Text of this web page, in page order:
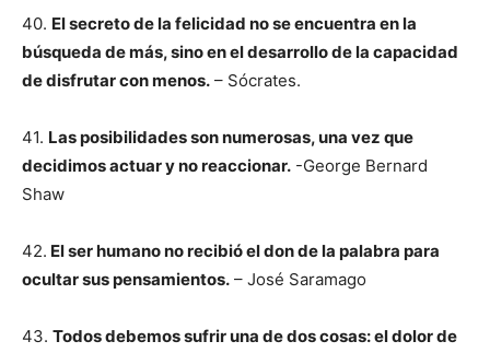
40. El secreto de la felicidad no se encuentra en la
búsqueda de más, sino en el desarrollo de la capacidad
de disfrutar con menos. – Sócrates.
41. Las posibilidades son numerosas, una vez que
decidimos actuar y no reaccionar. -George Bernard
Shaw
42. El ser humano no recibió el don de la palabra para
ocultar sus pensamientos. – José Saramago
43. Todos debemos sufrir una de dos cosas: el dolor de